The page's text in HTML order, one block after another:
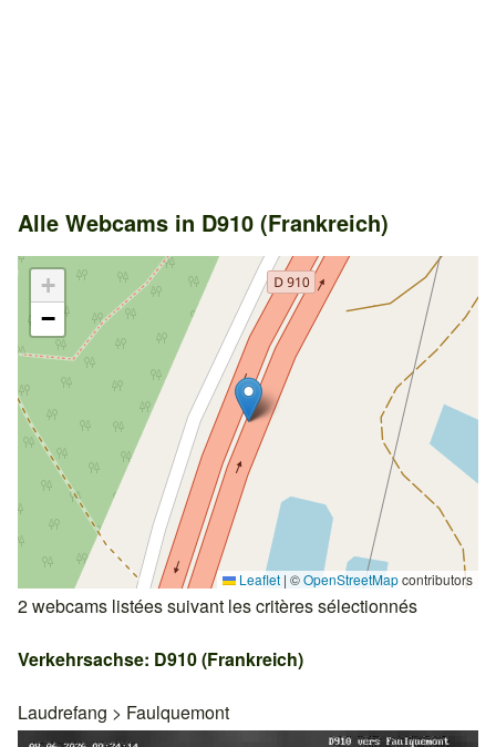
Alle Webcams in D910 (Frankreich)
+
−
Leaflet | ©OpenStreetMapcontributors
2 webcams listées suivant les critères sélectionnés
Verkehrsachse: D910 (Frankreich)
Laudrefang > Faulquemont